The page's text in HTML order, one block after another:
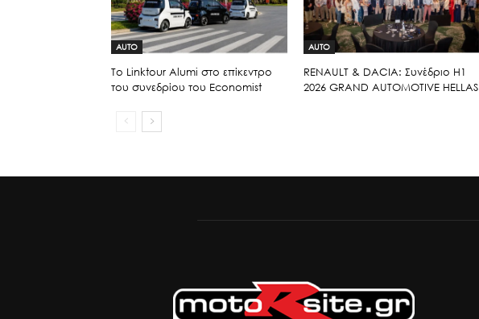
AUTO
Το Linktour Alumi στο επίκεντρο
του συνεδρίου του Economist
AUTO
RENAULT & DACIA: Συνέδριο H1
2026 GRAND AUTOMOTIVE HELLAS